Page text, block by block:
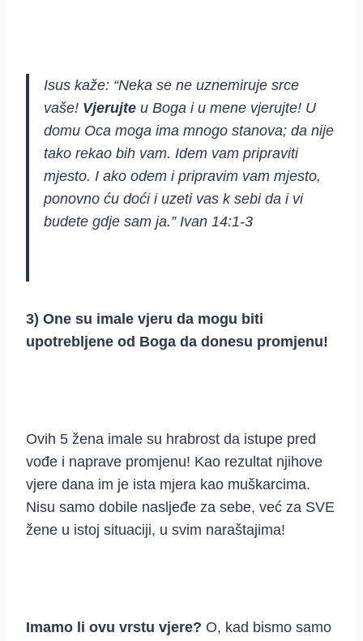
Isus kaže: “Neka se ne uznemiruje srce
vaše! Vjerujte u Boga i u mene vjerujte! U
domu Oca moga ima mnogo stanova; da nije
tako rekao bih vam. Idem vam pripraviti
mjesto. I ako odem i pripravim vam mjesto,
ponovno ću doći i uzeti vas k sebi da i vi
budete gdje sam ja.” Ivan 14:1-3
3) One su imale vjeru da mogu biti
upotrebljene od Boga da donesu promjenu!
Ovih 5 žena imale su hrabrost da istupe pred
vođe i naprave promjenu! Kao rezultat njihove
vjere dana im je ista mjera kao muškarcima.
Nisu samo dobile nasljeđe za sebe, već za SVE
žene u istoj situaciji, u svim naraštajima!
Imamo li ovu vrstu vjere? O, kad bismo samo